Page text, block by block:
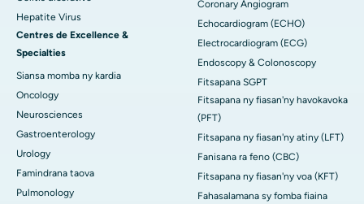
Hepatite Virus
Centres de Excellence &
Specialties
Siansa momba ny kardia
Oncology
Neurosciences
Gastroenterology
Urology
Famindrana taova
Pulmonology
Coronary Angiogram
Echocardiogram (ECHO)
Electrocardiogram (ECG)
Endoscopy & Colonoscopy
Fitsapana SGPT
Fitsapana ny fiasan'ny havokavoka
(PFT)
Fitsapana ny fiasan'ny atiny (LFT)
Fanisana ra feno (CBC)
Fitsapana ny fiasan'ny voa (KFT)
Fahasalamana sy fomba fiaina